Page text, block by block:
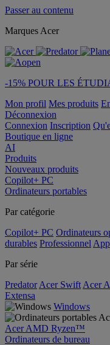
Passer au contenu
Marques Acer
-15% POUR LES
Mon profil Mes produits
Déconnexion
Connexion Inscription
Boutique en ligne
AI
Produits
Nouveaux produits
Copilot+ PC
Ordinateurs portables
Par catégorie
Copilot+ PC Ordinateurs
durables Professionnel
Par série
Predator Acer Swift Acer
Extensa
Windows
Acer AMD Ryzen™
Ordinateurs de bureau